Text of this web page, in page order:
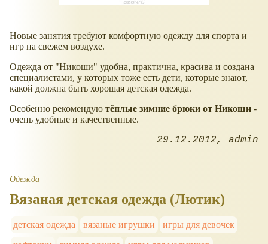
Новые занятия требуют комфортную одежду для спорта и
игр на свежем воздухе.
Одежда от "Никоши" удобна, практична, красива и создана
специалистами, у которых тоже есть дети, которые знают,
какой должна быть хорошая детская одежда.
Особенно рекомендую тёплые зимние брюки от Никоши -
очень удобные и качественные.
29.12.2012 admin
Одежда
Вязаная детская одежда (Лютик)
детская одежда вязаные игрушки
игры для девочек